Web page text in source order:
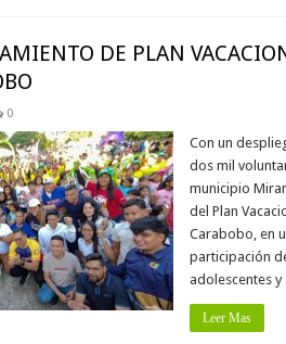
DE PLAN
0
Con un
dos mil
municipio
del Plan
Carabobo, en
participación
adolescentes
Leer Mas